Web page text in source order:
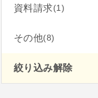
資料請求(1)
その他(8)
絞り込み解除